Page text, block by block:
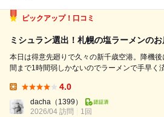
ピックアップ！口コミ
ミシュラン選出！札幌の塩ラーメンのお
本日は得意先廻りで久々の新千歳空港。降機
間まで1時間弱しかないのでラーメンで手早く済ま
ぬほど混雑しており、何故か欅さんもえらく
とラーメン道場内を漫ろ歩いてい...
4.0
dacha （1399）
2026/04 訪問
1回